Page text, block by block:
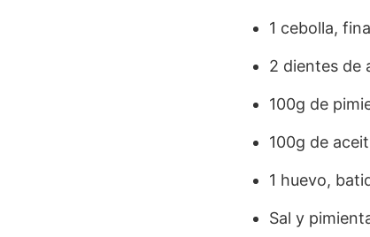
1 cebolla,
2 dientes de
100g de
100g de
1 huevo,
Sal y